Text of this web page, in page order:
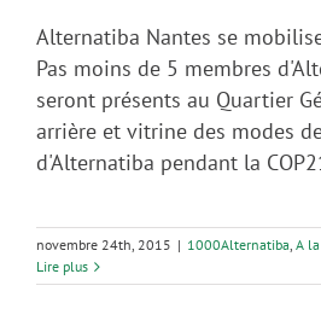
Alternatiba Nantes se
Pas moins de 5 membres
seront présents au Quartier
arrière et vitrine des modes
d'Alternatiba pendant la
novembre 24th, 2015 | 1000Alternatiba A
Lire plus